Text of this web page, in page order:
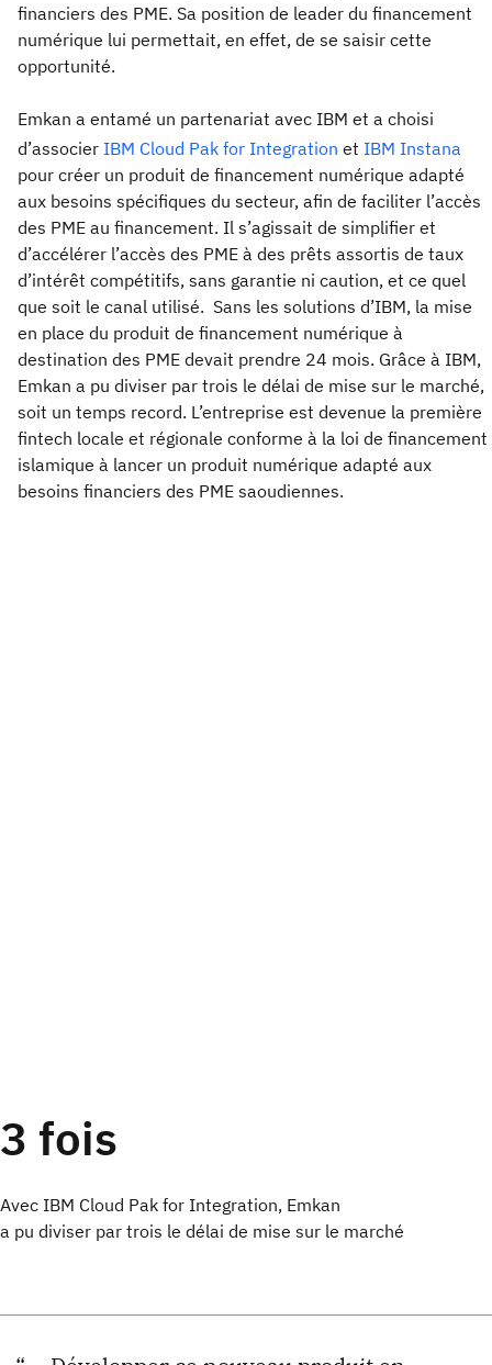
financiers des PME. Sa position de leader du financement
numérique lui permettait, en effet, de se saisir cette
opportunité.
Emkan a entamé un partenariat avec IBM et a choisi
d’associer IBM Cloud Pak for Integration et IBM Instana
pour créer un produit de financement numérique adapté
aux besoins spécifiques du secteur, afin de faciliter l’accès
des PME au financement. Il s’agissait de simplifier et
d’accélérer l’accès des PME à des prêts assortis de taux
d’intérêt compétitifs, sans garantie ni caution, et ce quel
que soit le canal utilisé. Sans les solutions d’IBM, la mise
en place du produit de financement numérique à
destination des PME devait prendre 24 mois. Grâce à IBM,
Emkan a pu diviser par trois le délai de mise sur le marché,
soit un temps record. L’entreprise est devenue la première
fintech locale et régionale conforme à la loi de financement
islamique à lancer un produit numérique adapté aux
besoins financiers des PME saoudiennes.
3 fois
Avec IBM Cloud Pak for Integration, Emkan
a pu diviser par trois le délai de mise sur le marché